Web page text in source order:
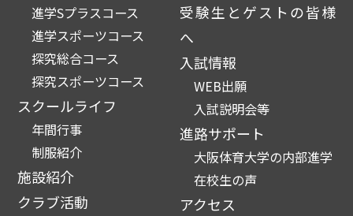
進学Sプラスコース
進学スポーツコース
探究総合コース
探究スポーツコース
スクールライフ
年間行事
制服紹介
施設紹介
クラブ活動
受験生とゲストの皆様
へ
入試情報
WEB出願
入試説明会等
進路サポート
大阪体育大学の内部進学
在校生の声
アクセス